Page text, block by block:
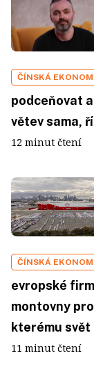
ČÍNSKÁ
podceňovat
větev sama,
12 minut čtení
ČÍNSKÁ
evropské
montovny
kterému
11 minut čtení